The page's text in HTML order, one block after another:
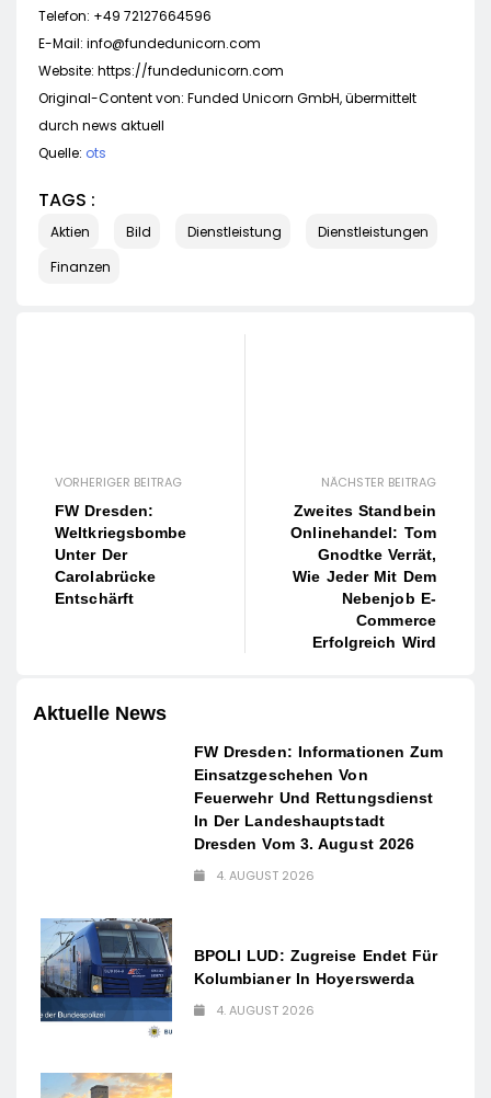
Telefon: +49 72127664596
E-Mail: info@fundedunicorn.com
Website: https://fundedunicorn.com
Original-Content von: Funded Unicorn GmbH, übermittelt
durch news aktuell
Quelle: ots
TAGS :
Aktien Bild Dienstleistung
Dienstleistungen
Finanzen
VORHERIGER BEITRAG
FW Dresden:
Weltkriegsbombe
Unter Der
Carolabrücke
Entschärft
NÄCHSTER BEITRAG
Zweites Standbein
Onlinehandel: Tom
Gnodtke Verrät,
Wie Jeder Mit Dem
Nebenjob E-
Commerce
Erfolgreich Wird
Aktuelle News
FW Dresden: Informationen Zum
Einsatzgeschehen Von
Feuerwehr Und Rettungsdienst
In Der Landeshauptstadt
Dresden Vom 3. August 2026
4. AUGUST 2026
BPOLI LUD: Zugreise Endet Für
Kolumbianer In Hoyerswerda
4. AUGUST 2026